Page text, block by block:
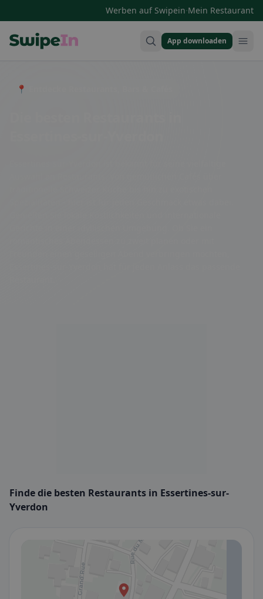
Werben auf Swipein·Mein Restaurant
App downloaden
📍 Entdecke Restaurants, Bars & Cafés
Finde die besten Restaurants in Essertines-sur-
Yverdon